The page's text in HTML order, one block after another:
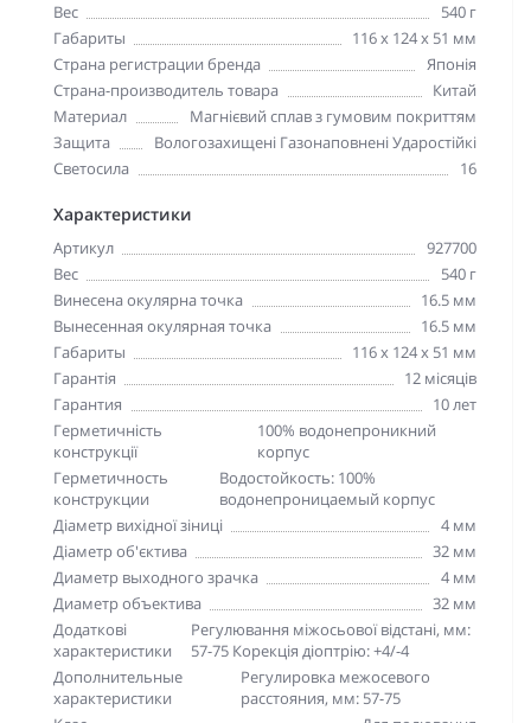
Вес
540 г
Габариты
116 x 124 x 51 мм
Страна регистрации бренда
Японія
Страна-производитель товара
Китай
Материал
Магнієвий сплав з гумовим покриттям
Защита
Вологозахищені Газонаповнені Ударостійкі
Светосила
16
Характеристики
Артикул
927700
Вес
540 г
Винесена окулярна точка
16.5 мм
Вынесенная окулярная точка
16.5 мм
Габариты
116 x 124 x 51 мм
Гарантія
12 місяців
Гарантия
10 лет
Герметичність
конструкції
100% водонепроникний
корпус
Герметичность
конструкции
Водостойкость: 100%
водонепроницаемый корпус
Діаметр вихідної зіниці
4 мм
Діаметр об'єктива
32 мм
Диаметр выходного зрачка
4 мм
Диаметр объектива
32 мм
Додаткові
характеристики
Регулювання міжосьової відстані, мм:
57-75 Корекція діоптрію: +4/-4
Дополнительные
характеристики
Регулировка межосевого
расстояния, мм: 57-75